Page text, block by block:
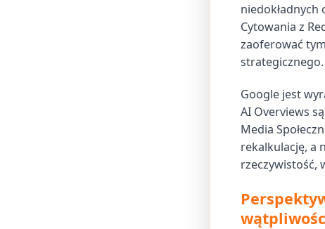
niedokładnych
Cytowania z
zaoferować
strategicznego.
Google jest
AI Overviews
Media
rekalkulację, a
rzeczywistość,